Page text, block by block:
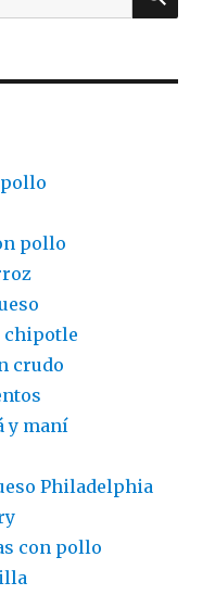
pollo
chipotle
crudo
y maní
Philadelphia
con pollo